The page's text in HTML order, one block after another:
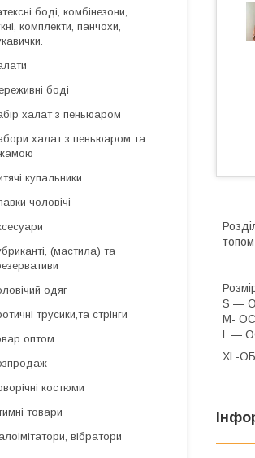
S —
M-
L —
XL-
боді, комбінезони,
комплекти, панчохи,
боді
халат з пеньюаром
халат з пеньюаром та
купальники
чоловічі
(мастила) та
одяг
трусики,та стрінги
оптом
костюми
товари
вібратори